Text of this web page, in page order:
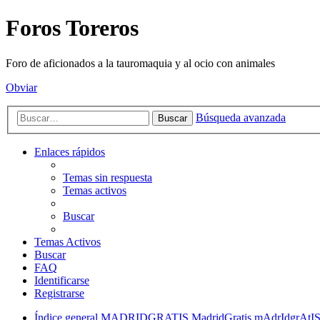
Foros Toreros
Foro de aficionados a la tauromaquia y al ocio con animales
Obviar
Buscar Búsqueda avanzada
Enlaces rápidos
Temas sin respuesta
Temas activos
Buscar
Temas Activos
Buscar
FAQ
Identificarse
Registrarse